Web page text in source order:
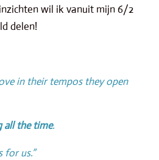
wil ik vanuit mijn 6/2
delen!
in their tempos they open
all thetime.
for us.”